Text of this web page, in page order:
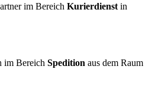
im Bereich Kurierdienst in
im Bereich Spedition aus dem Raum